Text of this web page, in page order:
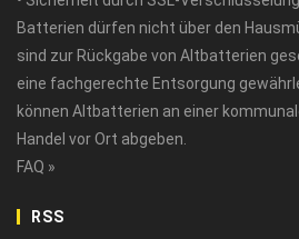
Batterien dürfen nicht über den
sind zur Rückgabe von Altbatterien
eine fachgerechte Entsorgung
können Altbatterien an einer
Handel vor Ort abgeben.
FAQ »
RSS